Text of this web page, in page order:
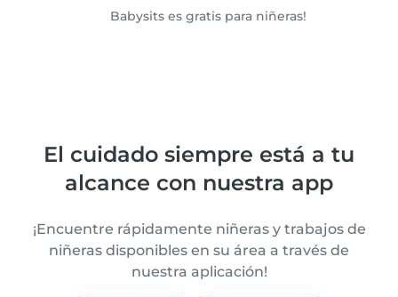
Babysits es gratis para niñeras!
El cuidado siempre está a tu
alcance con nuestra app
¡Encuentre rápidamente niñeras y trabajos de
niñeras disponibles en su área a través de
nuestra aplicación!